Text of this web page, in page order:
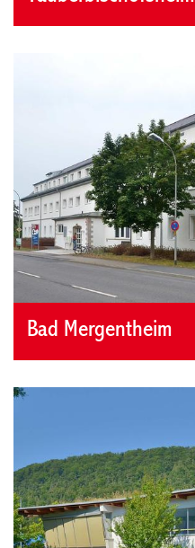
Bad Mergentheim